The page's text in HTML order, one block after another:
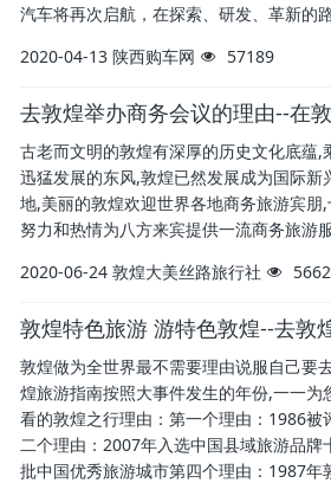
汽车将再次启航，在探索、研发、革新的
2020-04-13 陕西购车网 57189
去敦煌举办商务会议的理由--在
古老而文明的敦煌有深厚的历史文化底蕴,
迅猛发展的东风,敦煌已然发展成为国际新
地,美丽的敦煌欢迎世界各地商务旅游宾朋
努力和热情为八方来宾提供一流商务旅游
2020-06-24 敦煌大美丝路旅行社
敦煌特色旅游 游特色敦煌--去敦
敦煌做为全世界最不需要理由说服自己要
煌旅游指南按照大事件发生的年份,一一为
看的敦煌之行理由：第一个理由：1986被
二个理由：2007年入选中国县域旅游品
批中国优秀旅游城市第四个理由：1987年